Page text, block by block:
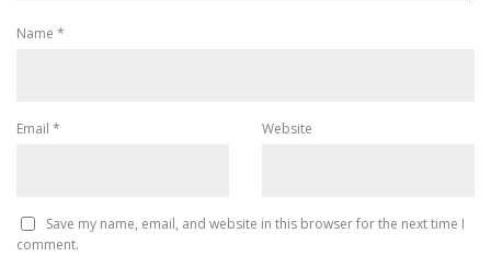
Name *
Email * Website
Save my name, email, and website in this browser for the next time I
comment.